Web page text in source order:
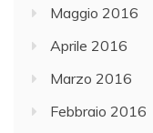
Maggio 2016
Aprile 2016
Marzo 2016
Febbraio 2016